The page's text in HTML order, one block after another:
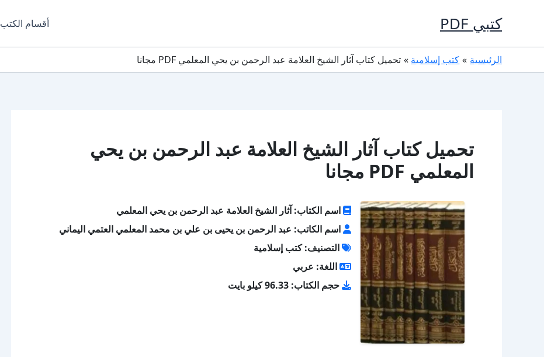
كتبي PDF أقسام الكتب
الرئيسية كتب إسلامية تحميل كتاب آثار الشيخ العلامة عبد الرحمن بن يحي المعلمي PDF مجانا
تحميل كتاب آثار الشيخ العلامة عبد الرحمن بن يحي
المعلمي PDF مجانا
اسم الكتاب: آثار الشيخ العلامة عبد الرحمن بن يحي المعلمي
اسم الكاتب: عبد الرحمن بن يحيى بن علي بن محمد المعلمي العتمي اليماني
التصنيف: كتب إسلامية
اللغة: عربي
حجم الكتاب: 96.33 كيلو بايت